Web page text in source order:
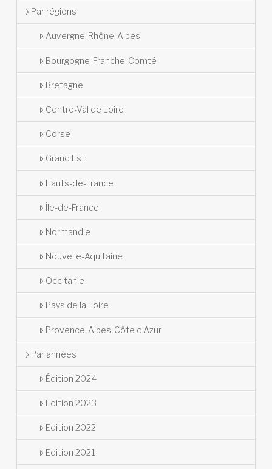
Par régions
Auvergne-Rhône-Alpes
Bourgogne-Franche-Comté
Bretagne
Centre-Val de Loire
Corse
Grand Est
Hauts-de-France
Île-de-France
Normandie
Nouvelle-Aquitaine
Occitanie
Pays de la Loire
Provence-Alpes-Côte d’Azur
Par années
Édition 2024
Edition 2023
Edition 2022
Edition 2021